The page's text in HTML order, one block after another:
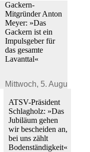
Gackern-
Mitgründer Anton
Meyer: »Das
Gackern ist ein
Impulsgeber für
das gesamte
Lavanttal«
Mittwoch, 5. August 2026
ATSV-Präsident
Schlagholz: »Das
Jubiläum gehen
wir bescheiden an,
bei uns zählt
Bodenständigkeit«